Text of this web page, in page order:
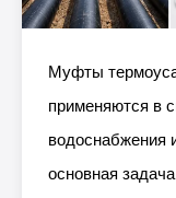
Муфты
применяются в
водоснабжения
основная